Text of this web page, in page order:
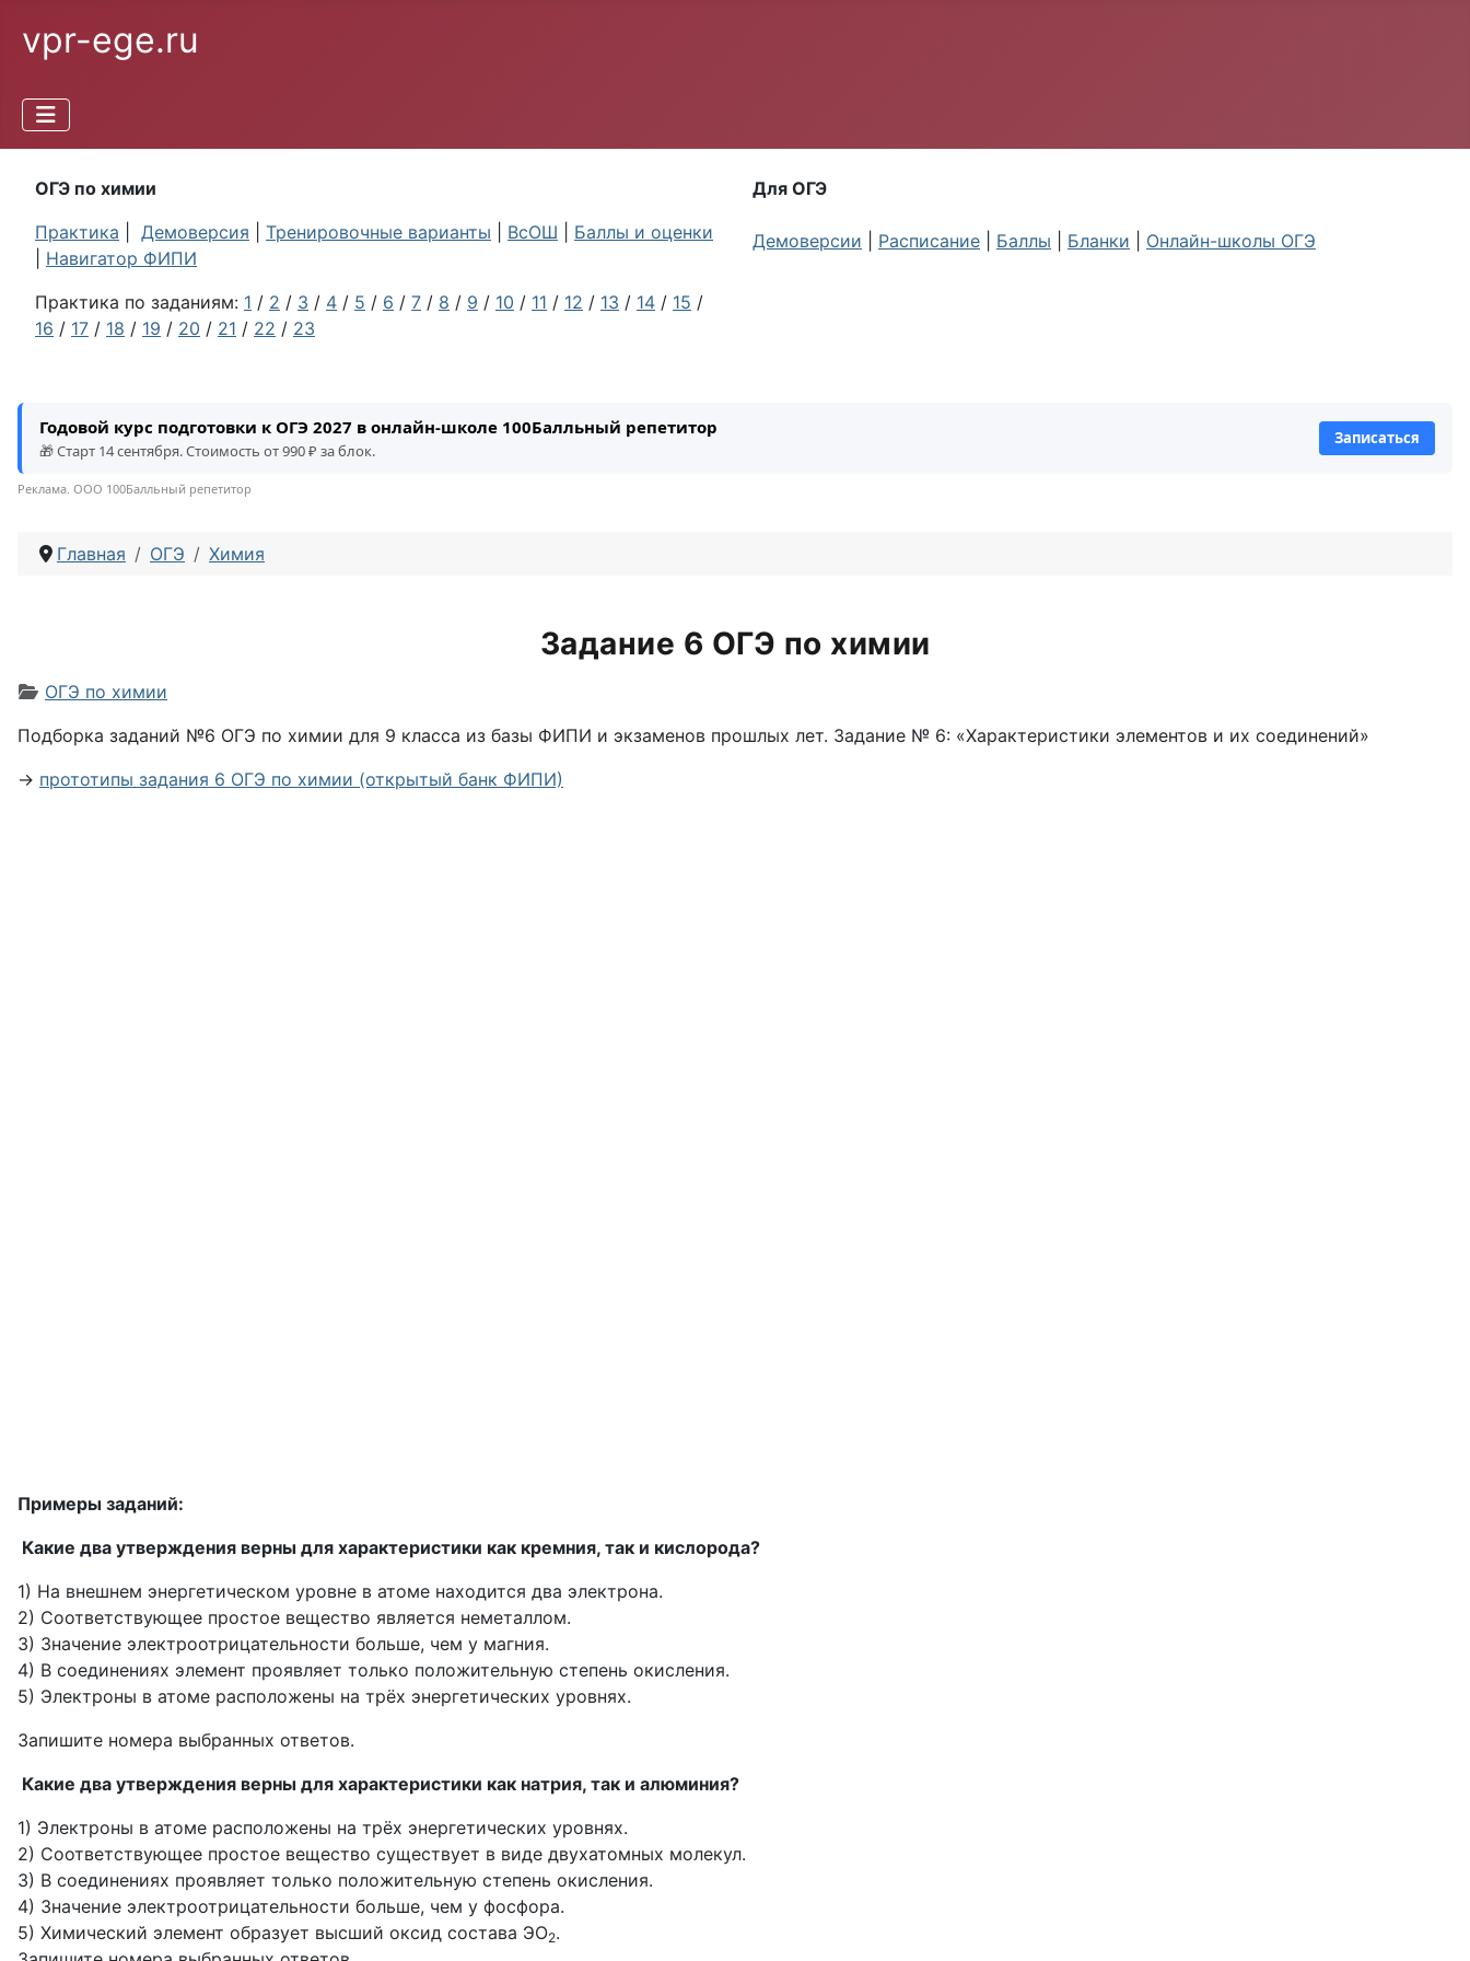
vpr-ege.ru
ОГЭ по химии
Практика
Демоверсия Тренировочные варианты ВсОШ
Баллы и оценки
Навигатор ФИПИ
Практика по заданиям: 1 / 2 / 3 / 4 / 5 / 6 / 7 / 8 / 9 / 10 / 11 / 12 / 13 / 14 / 15 /
16 / 17 / 18 / 19 / 20 / 21 / 22 / 23
Для ОГЭ
Демоверсии Расписание Баллы Бланки Онлайн-школы ОГЭ
Годовой курс подготовки к ОГЭ 2027 в онлайн-школе 100Балльный репетитор
🎁 Старт 14 сентября. Стоимость от 990 ₽ за блок.
Записаться
Реклама. ООО 100Балльный репетитор
Главная ОГЭ Химия
Задание 6 ОГЭ по химии
Информация о материале
ОГЭ по химии
Подборка заданий №6 ОГЭ по химии для 9 класса из базы ФИПИ и экзаменов прошлых лет. Задание № 6: «Характеристики элементов и их соединений»
→ прототипы задания 6 ОГЭ по химии (открытый банк ФИПИ)
Примеры заданий:
Какие два утверждения верны для характеристики как кремния, так и кислорода?
1) На внешнем энергетическом уровне в атоме находится два электрона.
2) Соответствующее простое вещество является неметаллом.
3) Значение электроотрицательности больше, чем у магния.
4) В соединениях элемент проявляет только положительную степень окисления.
5) Электроны в атоме расположены на трёх энергетических уровнях.
Запишите номера выбранных ответов.
Какие два утверждения верны для характеристики как натрия, так и алюминия?
1) Электроны в атоме расположены на трёх энергетических уровнях.
2) Соответствующее простое вещество существует в виде двухатомных молекул.
3) В соединениях проявляет только положительную степень окисления.
4) Значение электроотрицательности больше, чем у фосфора.
5) Химический элемент образует высший оксид состава ЭО2.